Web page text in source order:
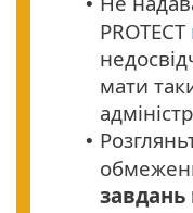
PROTECT
мати
•
завдань